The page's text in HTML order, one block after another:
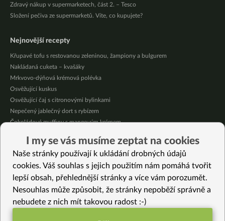
Zdravý nákup v supermarketech, část 2. – Tesco
Složení pečiva ze supermarketů. Víte, co kupujete?
Nejnovější recepty
Křupavé tofu s restovanou zeleninou, žampiony a bulgurem
Nakládaná cuketa – kvašáky
Mrkvovo-dýňová krémová polévka
Osvěžující kuskus
Osvěžující čaj s citronovými bylinkami
Nepečený jablečný dort s rybízem
Čokoládové muffiny s mangovým krémem
Krémová zeleninová polévka s koprem a vločkami
Celozrnná rýže basmati se zeleninou
Vybrané recepty
Česneková pomazánka
I my se vás musíme zeptat na cookies
Naše stránky používají k ukládání drobných údajů
cookies. Váš souhlas s jejich použitím nám pomáhá tvořit
lepší obsah, přehlednější stránky a více vám porozumět.
Nesouhlas může způsobit, že stránky nepoběží správně a
nebudete z nich mít takovou radost :-)